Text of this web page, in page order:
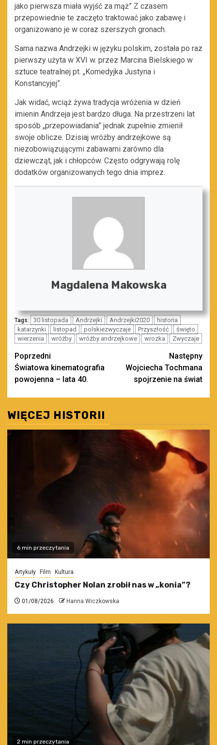
jako pierwsza miała wyjść za mąż” Z czasem
przepowiednie te zaczęto traktować jako zabawę i
organizowano je w coraz szerszych gronach.
Sama nazwa Andrzejki w języku polskim, została po raz
pierwszy użyta w XVI w. przez Marcina Bielskiego w
sztuce teatralnej pt. „Komedyjka Justyna i
Konstancyjej”.
Jak widać, wciąż żywa tradycja wróżenia w dzień
imienin Andrzeja jest bardzo długa. Na przestrzeni lat
sposób „przepowiadania” jednak zupełnie zmienił
swoje oblicze. Dzisiaj wróżby andrzejkowe są
niezobowiązującymi zabawami zarówno dla
dziewcząt, jak i chłopców. Często odgrywają rolę
dodatków organizowanych tego dnia imprez.
Magdalena Makowska
Tags: 30 listopada Andrzejki Andrzejki2020
historia
katarzynki
listopad polskiezwyczaje Przyszłość
święto
wierzenia
wróżby wróżby andrzejkowe wrozka Zwyczaje
Zobacz
wpisy
Poprzedni
Światowa kinematografia
powojenna – lata 40.
Następny
Wojciecha Tochmana
spojrzenie na świat
WIĘCEJ HISTORII
6 min przeczytania
Artykuły Film Kultura
Czy Christopher Nolan zrobił nas w „konia”?
01/08/2026 Hanna Wiczkowska
2 min przeczytania